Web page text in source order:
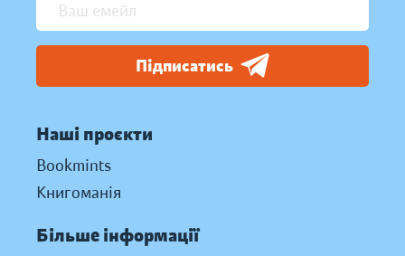
Підписатись
Наші проєкти
Bookmints
Книгоманія
Більше інформації